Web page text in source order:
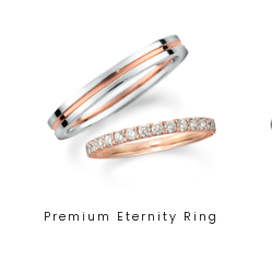
Premium Eternity Ring